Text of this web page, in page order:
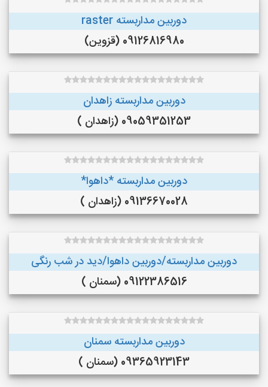
دوربین مداربسته raster
09126816980 (قزوین)
دوربین مداربسته زاهدان
09059351253 (زاهدان )
دوربین مداربسته *داهوا*
09136670028 (زاهدان )
دوربین مداربسته/دوربین داهوا/دید در شب رنگی
09122386516 (سمنان )
دوربین مداربسته سمنان
09365923143 (سمنان )